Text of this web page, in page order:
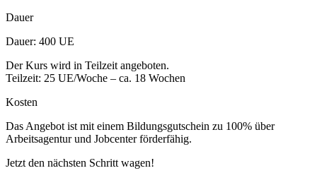
Dauer
Dauer: 400 UE
Der Kurs wird in Teilzeit angeboten.
Teilzeit: 25 UE/Woche – ca. 18 Wochen
Kosten
Das Angebot ist mit einem Bildungsgutschein zu 100% über
Arbeitsagentur und Jobcenter förderfähig.
Jetzt den nächsten Schritt wagen!